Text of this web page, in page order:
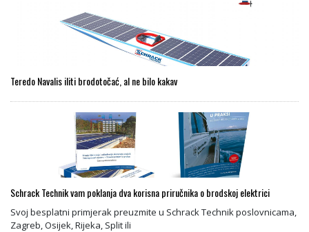
Teredo Navalis iliti brodotočać, al ne bilo kakav
Schrack Technik vam poklanja dva korisna priručnika o brodskoj elektrici
Svoj besplatni primjerak preuzmite u Schrack Technik poslovnicama,
Zagreb, Osijek, Rijeka, Split ili